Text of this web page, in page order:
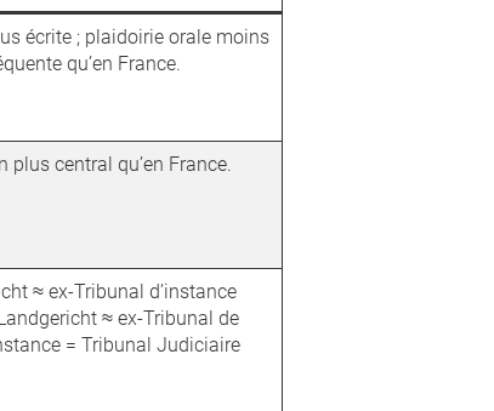
écrite ; plaidoirie orale moins
qu’en France.
plus central qu’en France.
≈ ex-Tribunal d’instance
≈ ex-Tribunal de
= Tribunal Judiciaire